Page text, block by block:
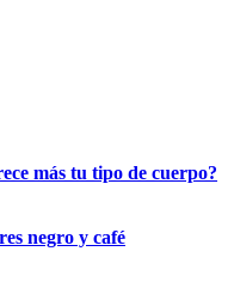
más tu tipo de cuerpo?
negro y café